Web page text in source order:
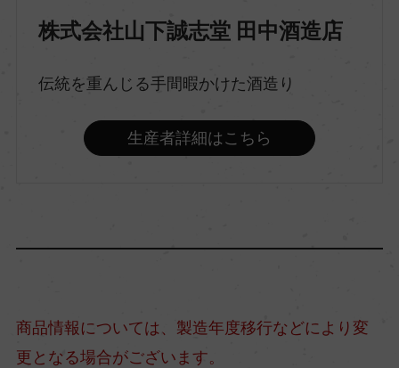
原料米
15.5％
+7
株式会社山下誠志堂 田中酒造店
伝統を重んじる手間暇かけた酒造り
生産者詳細はこちら
商品情報については、製造年度移行などにより変
更となる場合がございます。